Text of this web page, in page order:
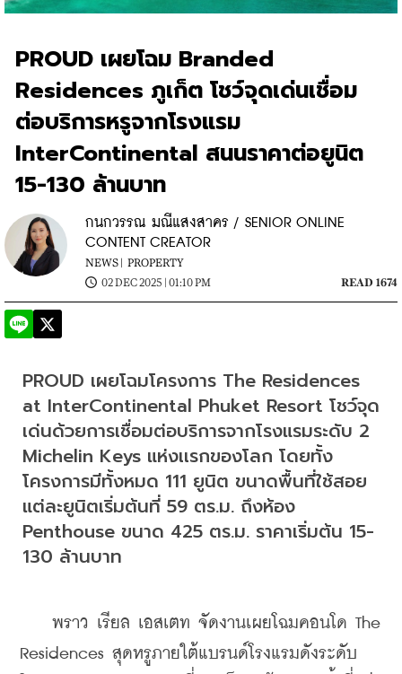
PROUD เผยโฉม Branded
Residences ภูเก็ต โชว์จุดเด่นเชื่อม
ต่อบริการหรูจากโรงแรม
InterContinental สนนราคาต่อยูนิต
15-130 ล้านบาท
กนกวรรณ มณีแสงสาคร / SENIOR ONLINE
CONTENT CREATOR
NEWS | PROPERTY
02 DEC 2025 | 01:10 PM
READ 1674
PROUD เผยโฉมโครงการ The Residences
at InterContinental Phuket Resort โชว์จุด
เด่นด้วยการเชื่อมต่อบริการจากโรงแรมระดับ 2
Michelin Keys แห่งเเรกของโลก โดยทั้ง
โครงการมีทั้งหมด 111 ยูนิต ขนาดพื้นที่ใช้สอย
แต่ละยูนิตเริ่มต้นที่ 59 ตร.ม. ถึงห้อง
Penthouse ขนาด 425 ตร.ม. ราคาเริ่มต้น 15-
130 ล้านบาท
พราว เรียล เอสเตท จัดงานเผยโฉมคอนโด The
Residences สุดหรูภายใต้แบรนด์โรงแรมดังระดับ